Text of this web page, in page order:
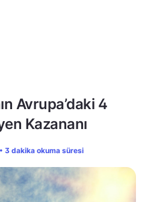
Avrupa’daki 4
Kazananı
3 dakika okuma süresi